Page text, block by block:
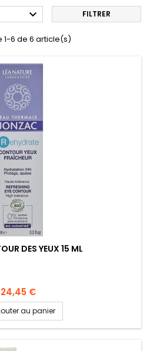
 FILTRER
1-6 de 6 article(s)
DES YEUX 15 ML
24,45 €
au panier